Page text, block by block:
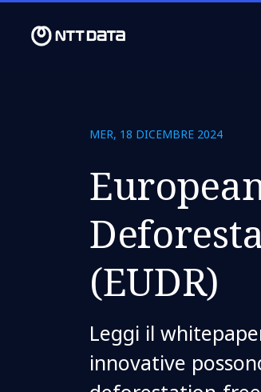
MER, 18 DICEMBRE 2024
(EUDR)
Leggi il
innovative